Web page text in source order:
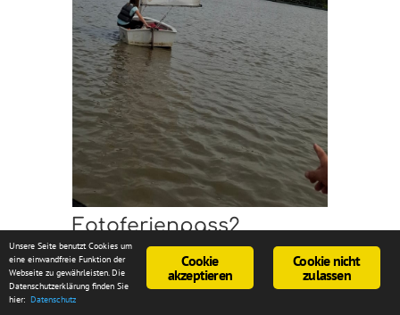
Fotoferienpass2
Cookie nicht
zulassen
Cookie
akzeptieren
Unsere Seite benutzt Cookies um
eine einwandfreie Funktion der
Webseite zu gewährleisten. Die
Datenschutzerklärung finden Sie
hier: Datenschutz